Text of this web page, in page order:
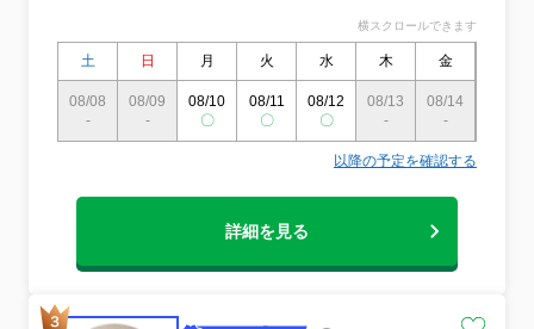
ります。【複数台割引あり】【汚れによる
追加料金なし】繁忙期は予約が埋まりやす
いため、お早めのご相談をおすすめしてお
況写真】をお知らせいただくとスムーズに
とがございましたら、どんな小さなことで
横スクロールできます
土 日 月 火 水 木 金
08/08
-
08/09
-
08/10
〇
08/11
〇
08/12
〇
08/13
-
08/14
-
以降の予定を確認する
詳細を見る